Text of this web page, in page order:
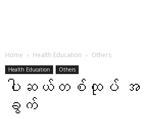
Home Health Education Others
Health Education Others
ပါဆယ်တစ်ထုပ်
ခွက်